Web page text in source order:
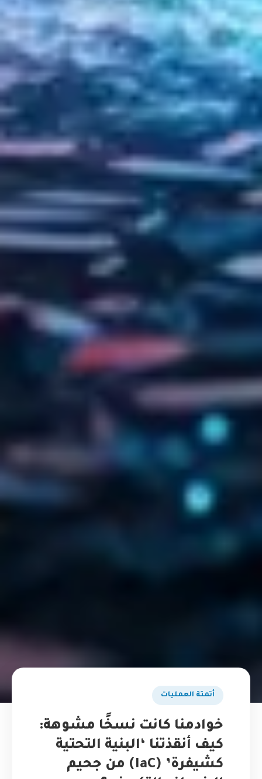
أتمتة العمليات
خوادمنا كانت نسخًا مشوهة:
كيف أنقذتنا ‘البنية التحتية
كشيفرة’ (IaC) من جحيم